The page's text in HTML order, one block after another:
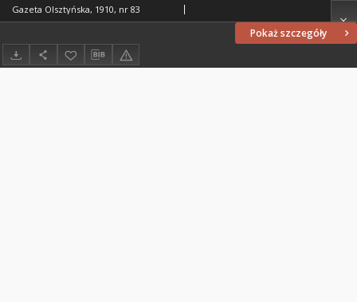
Pokaż szczegóły
Gazeta Olsztyńska, 1910, nr 83